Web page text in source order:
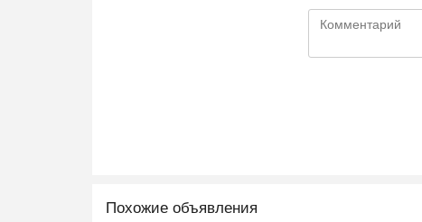
Похожие объявления